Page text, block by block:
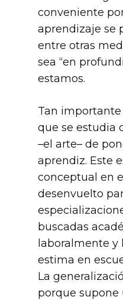
conveniente
aprendizaje se
entre otras
sea “en
estamos.
Tan
que se estudia
–el arte– de
aprendiz. Este
conceptual en
desenvuelto
buscadas
laboralmente y
estima en
La
porque supone